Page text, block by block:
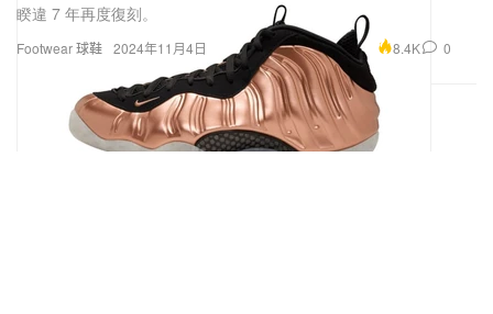
Footwear 球鞋
睽違 7 年再度復刻。
2024年11月4日 8.4K 0